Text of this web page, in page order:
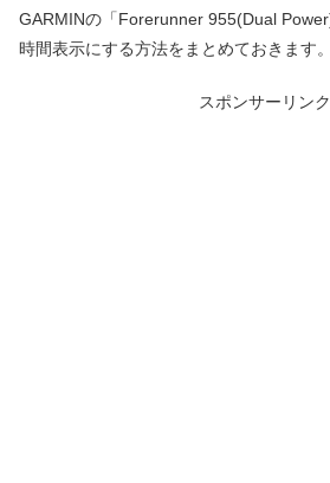
GARMINの「Forerunner 955(Dual
時間表示にする方法をまとめておきます。
スポンサーリンク